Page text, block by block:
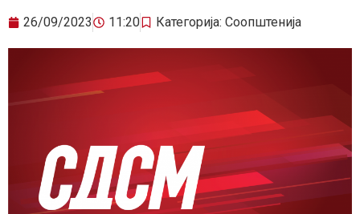
26/09/2023 11:20 Категорија: Соопштенија